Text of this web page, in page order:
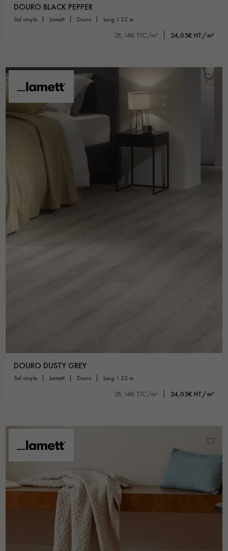
DOURO BLACK PEPPER
sol vinyle lamett douro long 1.22 m
28,14€ TTC/m² 24,05€ HT/m²
DOURO DUSTY GREY
sol vinyle lamett douro long 1.22 m
28,14€ TTC/m² 24,05€ HT/m²